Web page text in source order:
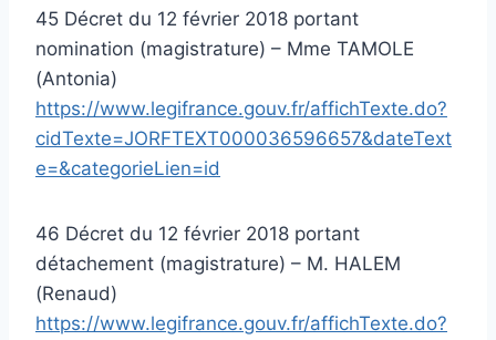
45 Décret du 12 février 2018 portant
nomination (magistrature) – Mme TAMOLE
(Antonia)
https://www.legifrance.gouv.fr/affichTexte.do?
cidTexte=JORFTEXT000036596657&dateText
e=&categorieLien=id
46 Décret du 12 février 2018 portant
détachement (magistrature) – M. HALEM
(Renaud)
https://www.legifrance.gouv.fr/affichTexte.do?